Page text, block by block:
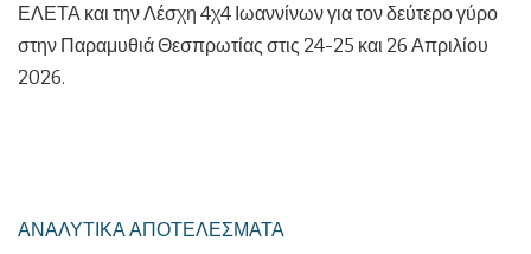
ΕΛΕΤΑ και την Λέσχη 4χ4 Ιωαννίνων για τον δεύτερο γύρο
στην Παραμυθιά Θεσπρωτίας στις 24-25 και 26 Απριλίου
2026.
ΑΝΑΛΥΤΙΚΑ ΑΠΟΤΕΛΕΣΜΑΤΑ